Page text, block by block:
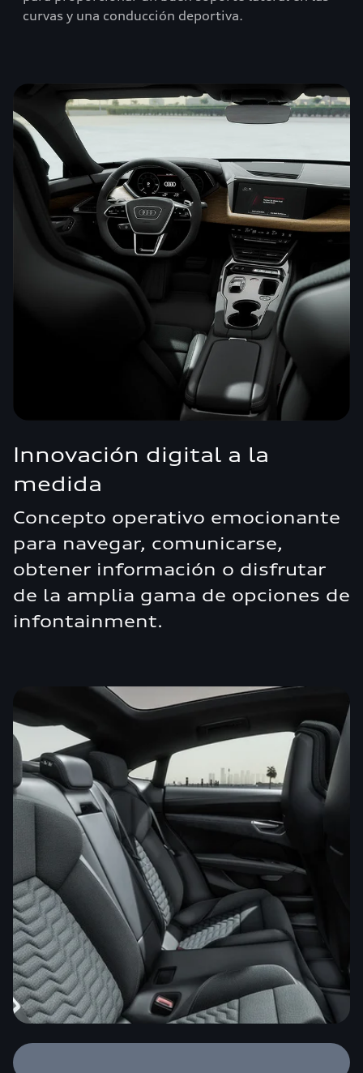
curvas y una conducción deportiva.
Innovación digital a la
medida
Concepto operativo emocionante
para navegar, comunicarse,
obtener información o disfrutar
de la amplia gama de opciones de
infontainment.